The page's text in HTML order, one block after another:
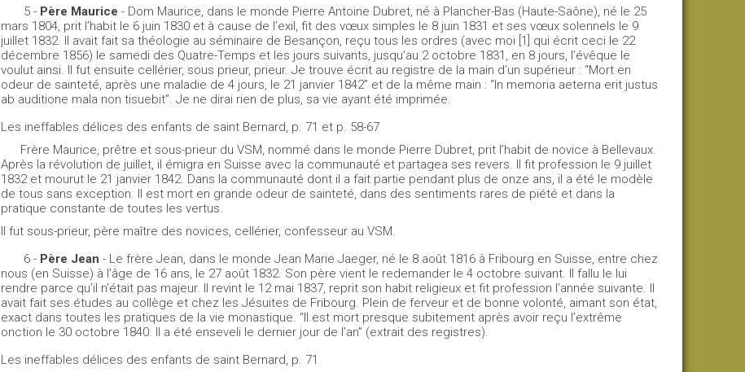
5 - Père Maurice - Dom Maurice, dans le monde Pierre Antoine Dubret, né à Plancher-Bas (Haute-Saône), né le 25
mars 1804, prit l’habit le 6 juin 1830 et à cause de l’exil, fit des vœux simples le 8 juin 1831 et ses vœux solennels le 9
juillet 1832. Il avait fait sa théologie au séminaire de Besançon, reçu tous les ordres (avec moi [1] qui écrit ceci le 22
décembre 1856) le samedi des Quatre-Temps et les jours suivants, jusqu’au 2 octobre 1831, en 8 jours, l’évêque le
voulut ainsi. Il fut ensuite cellérier, sous prieur, prieur. Je trouve écrit au registre de la main d’un supérieur : “Mort en
odeur de sainteté, après une maladie de 4 jours, le 21 janvier 1842” et de la même main : “In memoria aeterna erit justus
ab auditione mala non tisuebit”. Je ne dirai rien de plus, sa vie ayant été imprimée.
Les ineffables délices des enfants de saint Bernard, p. 71 et p. 58-67
Frère Maurice, prêtre et sous-prieur du VSM, nommé dans le monde Pierre Dubret, prit l’habit de novice à Bellevaux.
Après la révolution de juillet, il émigra en Suisse avec la communauté et partagea ses revers. Il fit profession le 9 juillet
1832 et mourut le 21 janvier 1842. Dans la communauté dont il a fait partie pendant plus de onze ans, il a été le modèle
de tous sans exception. Il est mort en grande odeur de sainteté, dans des sentiments rares de piété et dans la
pratique constante de toutes les vertus.
Il fut sous-prieur, père maître des novices, cellérier, confesseur au VSM.
6 - Père Jean - Le frère Jean, dans le monde Jean Marie Jaeger, né le 8 août 1816 à Fribourg en Suisse, entre chez
nous (en Suisse) à l’âge de 16 ans, le 27 août 1832. Son père vient le redemander le 4 octobre suivant. Il fallu le lui
rendre parce qu’il n’était pas majeur. Il revint le 12 mai 1837, reprit son habit religieux et fit profession l’année suivante. Il
avait fait ses études au collège et chez les Jésuites de Fribourg. Plein de ferveur et de bonne volonté, aimant son état,
exact dans toutes les pratiques de la vie monastique. “Il est mort presque subitement après avoir reçu l’extrême
onction le 30 octobre 1840. Il a été enseveli le dernier jour de l’an” (extrait des registres).
Les ineffables délices des enfants de saint Bernard, p. 71